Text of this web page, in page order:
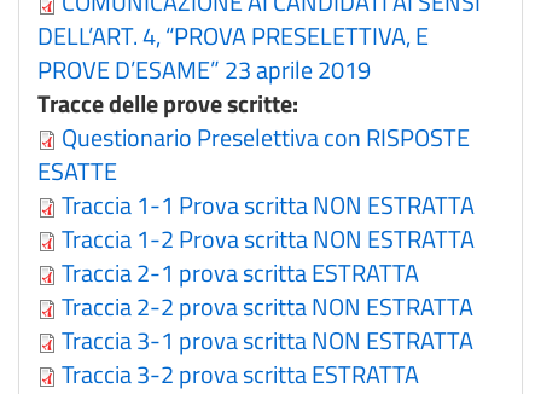
DELL’ART. 4, “PROVA PRESELETTIVA, E
PROVE D’ESAME” 23 aprile 2019
Tracce delle prove scritte:
Questionario Preselettiva con RISPOSTE
ESATTE
Traccia 1-1 Prova scritta NON ESTRATTA
Traccia 1-2 Prova scritta NON ESTRATTA
Traccia 2-1 prova scritta ESTRATTA
Traccia 2-2 prova scritta NON ESTRATTA
Traccia 3-1 prova scritta NON ESTRATTA
Traccia 3-2 prova scritta ESTRATTA